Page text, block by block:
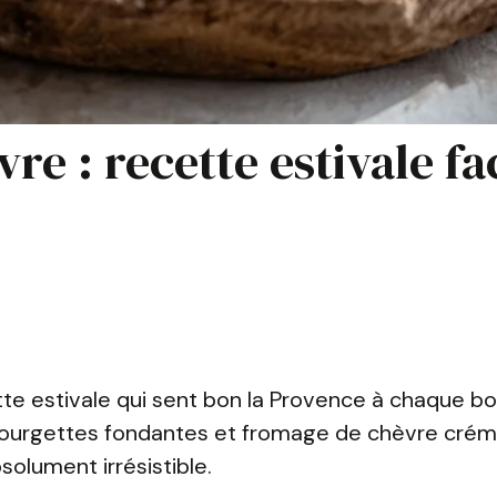
: recette estivale
estivale qui sent bon la Provence à chaque
fondantes et fromage de chèvre
irrésistible.